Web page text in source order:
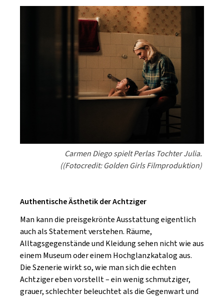
Carmen Diego spielt Perlas Tochter Julia.
((Fotocredit: Golden Girls Filmproduktion)
Authentische Ästhetik der Achtziger
Man kann die preisgekrönte Ausstattung eigentlich
auch als Statement verstehen. Räume,
Alltagsgegenstände und Kleidung sehen nicht wie aus
einem Museum oder einem Hochglanzkatalog aus.
Die Szenerie wirkt so, wie man sich die echten
Achtziger eben vorstellt – ein wenig schmutziger,
grauer, schlechter beleuchtet als die Gegenwart und